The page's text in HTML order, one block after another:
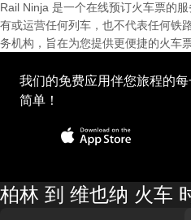
Rail Ninja 是一个在线预订火车票的
有或运营任何列车，也不代表任何铁
务机构，旨在为您提供更便捷的火车
我们的免费应用伴您旅程的
简单！
柏林 到 维也纳 火车